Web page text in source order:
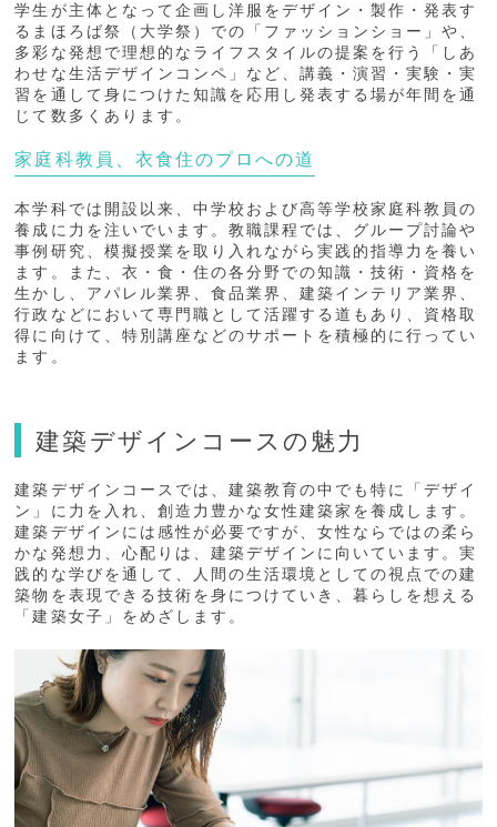
学生が主体となって企画し洋服をデザイン・製作・発表す
るまほろば祭（大学祭）での「ファッションショー」や、
多彩な発想で理想的なライフスタイルの提案を行う「しあ
わせな生活デザインコンペ」など、講義・演習・実験・実
習を通して身につけた知識を応用し発表する場が年間を通
じて数多くあります。
家庭科教員、衣食住のプロへの道
本学科では開設以来、中学校および高等学校家庭科教員の
養成に力を注いでいます。教職課程では、グループ討論や
事例研究、模擬授業を取り入れながら実践的指導力を養い
ます。また、衣・食・住の各分野での知識・技術・資格を
生かし、アパレル業界、食品業界、建築インテリア業界、
行政などにおいて専門職として活躍する道もあり、資格取
得に向けて、特別講座などのサポートを積極的に行ってい
ます。
建築デザインコースの魅力
建築デザインコースでは、建築教育の中でも特に「デザイ
ン」に力を入れ、創造力豊かな女性建築家を養成します。
建築デザインには感性が必要ですが、女性ならではの柔ら
かな発想力、心配りは、建築デザインに向いています。実
践的な学びを通して、人間の生活環境としての視点での建
築物を表現できる技術を身につけていき、暮らしを想える
「建築女子」をめざします。